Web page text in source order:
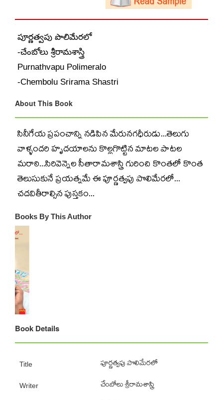
పూర్ణత్వపు పొలిమేరలో
-చేంబోలు శ్రీరామశాస్త్రి
Purnathvapu Polimeralo
-Chembolu Srirama Shastri
About This Book
సినీగేయ ప్రపంచాన్ని నడిపిన మేరునగధీరుడు...తెలుగు
వాళ్ళందరి హృదయాలను కొల్లగొట్టిన మాటల పాటల
మరాఠి...సిరివెన్నెల సీతారామశాస్త్రి గురించి కొంతలో కొంత
తెలుసుకునే ప్రయత్నమే ఈ పూర్ణత్వపు పొలిమేరలో...
చదవితీరాల్సిన పుస్తకం...
Books By This Author
Book Details
Title పూర్ణత్వపు పొలిమేరలో
Writer చేంబోలు శ్రీరామశాస్త్రి